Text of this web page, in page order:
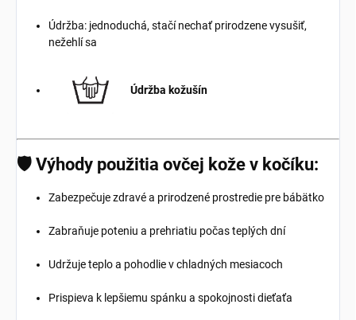
Údržba: jednoduchá, stačí nechať prirodzene vysušiť,
nežehlí sa
Údržba kožušín
🛡️ Výhody použitia ovčej kože v kočíku:
Zabezpečuje zdravé a prirodzené prostredie pre bábätko
Zabraňuje poteniu a prehriatiu počas teplých dní
Udržuje teplo a pohodlie v chladných mesiacoch
Prispieva k lepšiemu spánku a spokojnosti dieťaťa